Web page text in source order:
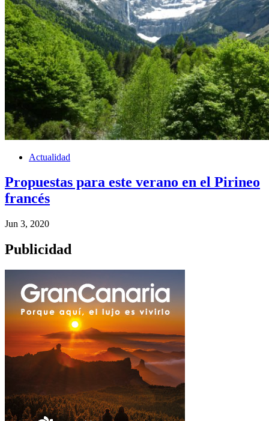
Actualidad
Propuestas para este verano en el Pirineo
francés
Jun 3, 2020
Publicidad